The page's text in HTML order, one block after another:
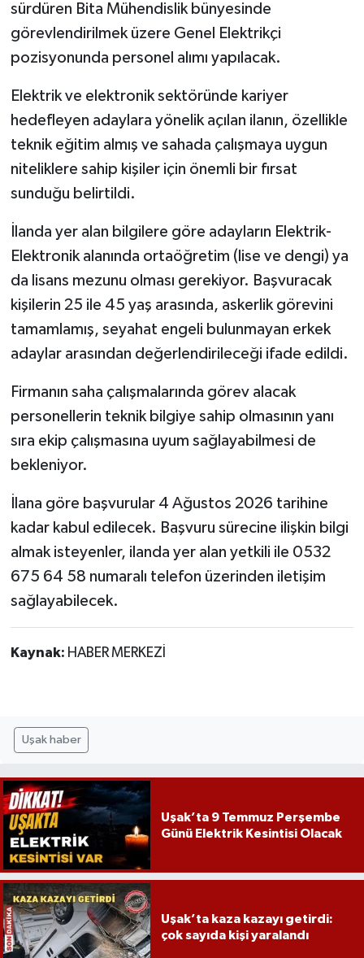
sürdüren Bita Mühendislik bünyesinde
görevlendirilmek üzere Genel Elektrikçi
pozisyonunda personel alımı yapılacak.
Elektrik ve elektronik sektöründe kariyer
hedefleyen adaylara yönelik açılan ilanın, özellikle
teknik eğitim almış ve sahada çalışmaya uygun
niteliklere sahip kişiler için önemli bir fırsat
sunduğu belirtildi.
İlanda yer alan bilgilere göre adayların Elektrik-
Elektronik alanında ortaöğretim (lise ve dengi) ya
da lisans mezunu olması gerekiyor. Başvuracak
kişilerin 25 ile 45 yaş arasında, askerlik görevini
tamamlamış, seyahat engeli bulunmayan erkek
adaylar arasından değerlendirileceği ifade edildi.
Firmanın saha çalışmalarında görev alacak
personellerin teknik bilgiye sahip olmasının yanı
sıra ekip çalışmasına uyum sağlayabilmesi de
bekleniyor.
İlana göre başvurular 4 Ağustos 2026 tarihine
kadar kabul edilecek. Başvuru sürecine ilişkin bilgi
almak isteyenler, ilanda yer alan yetkili ile 0532
675 64 58 numaralı telefon üzerinden iletişim
sağlayabilecek.
Kaynak: HABER MERKEZİ
Uşak haber
Uşak’ta 9 Temmuz Perşembe
Günü Elektrik Kesintisi Olacak
Uşak’ta kaza kazayı getirdi:
çok sayıda kişi yaralandı